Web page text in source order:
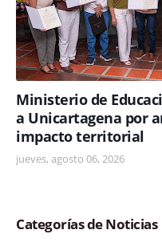
Ministerio de
a Unicartagena por
impacto territorial
jueves, agosto 06, 2026
Categorías de Noticias